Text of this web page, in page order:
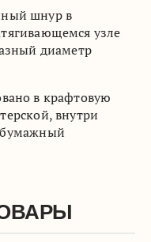
шнур в
узле
диаметр
в крафтовую
внутри
бумажный